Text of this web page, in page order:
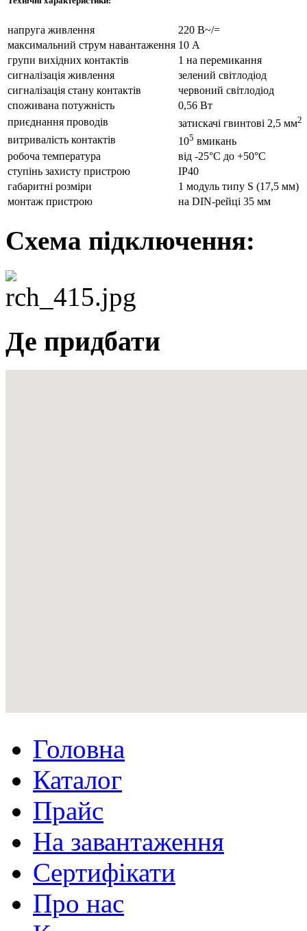
напруга живлення
220 В~/=
максимальний струм навантаження 10 А
групи вихідних контактів
1 на перемикання
сигналізація живлення
зелений світлодіод
сигналізація стану контактів
червоний світлодіод
споживана потужність
0,56 Вт
приєднання проводів
затискачі гвинтові 2,5 мм2
витривалість контактів 105 вмикань
робоча температура
від -25°С до +50°С
ступінь захисту пристрою
IP40
габаритні розміри
1 модуль типу S (17,5 мм)
монтаж пристрою
на DIN-рейці 35 мм
Схема підключення:
Де придбати
Головна
Каталог
Прайс
На завантаження
Сертифікати
Про нас